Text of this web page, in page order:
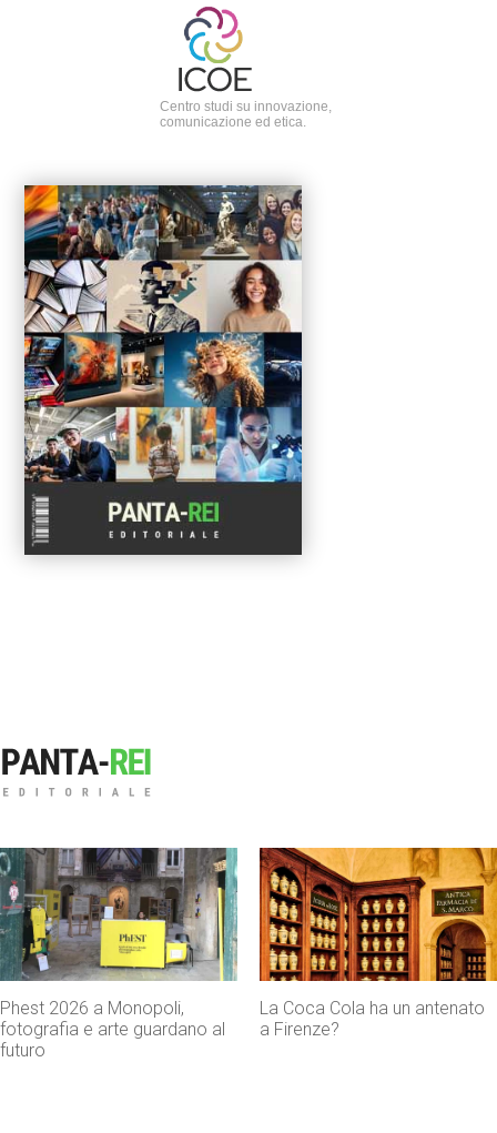
Centro studi su innovazione,
comunicazione ed etica.
La Coca Cola ha un antenato
a Firenze?
Agenti IA e sicurezza, quando
l’autonomia diventa un rischio